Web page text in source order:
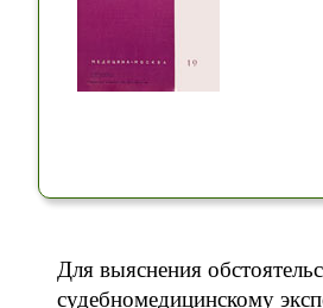
Для выяснения
судебномедицинскому